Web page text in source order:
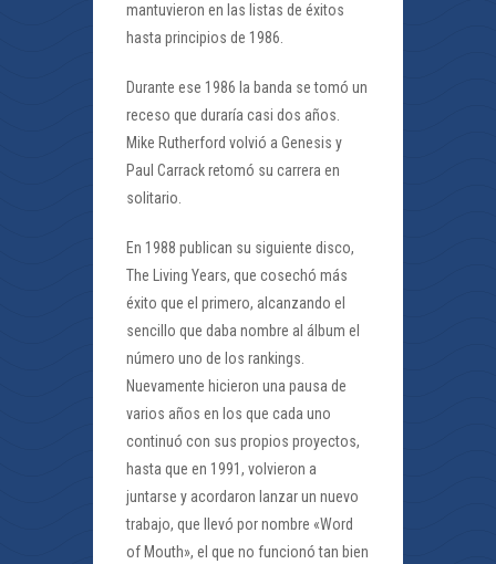
mantuvieron en las listas de éxitos
hasta principios de 1986.
Durante ese 1986 la banda se tomó un
receso que duraría casi dos años.
Mike Rutherford volvió a Genesis y
Paul Carrack retomó su carrera en
solitario.
En 1988 publican su siguiente disco,
The Living Years, que cosechó más
éxito que el primero, alcanzando el
sencillo que daba nombre al álbum el
número uno de los rankings.
Nuevamente hicieron una pausa de
varios años en los que cada uno
continuó con sus propios proyectos,
hasta que en 1991, volvieron a
juntarse y acordaron lanzar un nuevo
trabajo, que llevó por nombre «Word
of Mouth», el que no funcionó tan bien